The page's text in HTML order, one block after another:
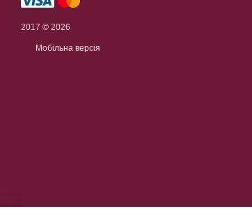
2017 © 2026
Мобільна версія